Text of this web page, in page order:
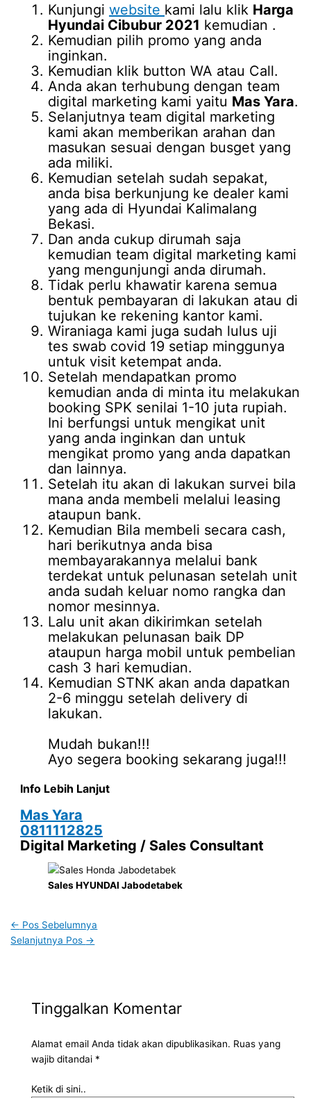
Kunjungiwebsite kami lalu klik Harga
Hyundai Cibubur 2021 kemudian .
Kemudian pilih promo yang anda
inginkan.
Kemudian klik button WA atau Call.
Anda akan terhubung dengan team
digital marketing kami yaitu Mas Yara.
Selanjutnya team digital marketing
kami akan memberikan arahan dan
masukan sesuai dengan busget yang
ada miliki.
Kemudian setelah sudah sepakat,
anda bisa berkunjung ke dealer kami
yang ada di Hyundai Kalimalang
Bekasi.
Dan anda cukup dirumah saja
kemudian team digital marketing kami
yang mengunjungi anda dirumah.
Tidak perlu khawatir karena semua
bentuk pembayaran di lakukan atau di
tujukan ke rekening kantor kami.
Wiraniaga kami juga sudah lulus uji
tes swab covid 19 setiap minggunya
untuk visit ketempat anda.
Setelah mendapatkan promo
kemudian anda di minta itu melakukan
booking SPK senilai 1-10 juta rupiah.
Ini berfungsi untuk mengikat unit
yang anda inginkan dan untuk
mengikat promo yang anda dapatkan
dan lainnya.
Setelah itu akan di lakukan survei bila
mana anda membeli melalui leasing
ataupun bank.
Kemudian Bila membeli secara cash,
hari berikutnya anda bisa
membayarakannya melalui bank
terdekat untuk pelunasan setelah unit
anda sudah keluar nomo rangka dan
nomor mesinnya.
Lalu unit akan dikirimkan setelah
melakukan pelunasan baik DP
ataupun harga mobil untuk pembelian
cash 3 hari kemudian.
Kemudian STNK akan anda dapatkan
2-6 minggu setelah delivery di
lakukan.
Mudah bukan!!!
Ayo segera booking sekarang juga!!!
Info Lebih Lanjut
Mas Yara
0811112825
Digital Marketing / Sales Consultant
Sales HYUNDAI Jabodetabek
← Pos Sebelumnya
Selanjutnya Pos →
Tinggalkan Komentar
Alamat email Anda tidak akan dipublikasikan. Ruas yang
wajib ditandai *
Ketik di sini..